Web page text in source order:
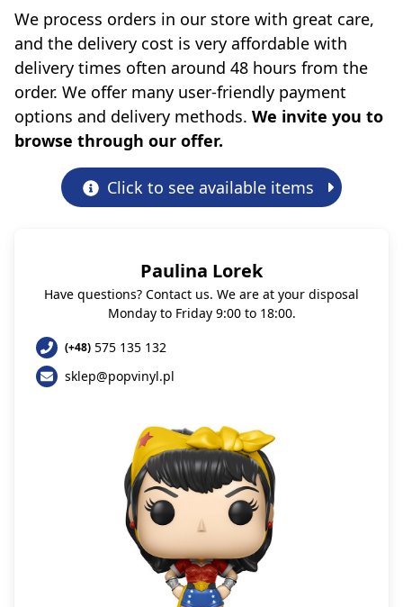
We process orders in our store with great care,
and the delivery cost is very affordable with
delivery times often around 48 hours from the
order. We offer many user-friendly payment
options and delivery methods. We invite you to
browse through our offer.
Click to see available items
Paulina Lorek
Have questions? Contact us. We are at your disposal
Monday to Friday 9:00 to 18:00.
(+48) 575 135 132
sklep@popvinyl.pl